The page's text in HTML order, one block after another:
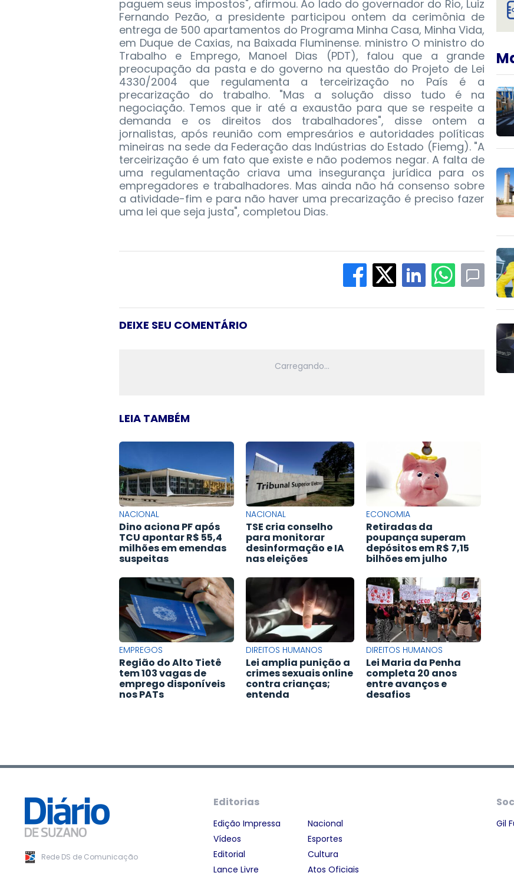
paguem seus impostos", afirmou. Ao lado do governador do Rio, Luiz
Fernando Pezão, a presidente participou ontem da cerimônia de
entrega de 500 apartamentos do Programa Minha Casa, Minha Vida,
em Duque de Caxias, na Baixada Fluminense. ministro O ministro do
Trabalho e Emprego, Manoel Dias (PDT), falou que a grande
preocupação da pasta e do governo na questão do Projeto de Lei
4330/2004 que regulamenta a terceirização no País é a
precarização do trabalho. "Mas a solução disso tudo é na
negociação. Temos que ir até a exaustão para que se respeite a
demanda e os direitos dos trabalhadores", disse ontem a
jornalistas, após reunião com empresários e autoridades políticas
mineiras na sede da Federação das Indústrias do Estado (Fiemg). "A
terceirização é um fato que existe e não podemos negar. A falta de
uma regulamentação criava uma insegurança jurídica para os
empregadores e trabalhadores. Mas ainda não há consenso sobre
a atividade-fim e para não haver uma precarização é preciso fazer
uma lei que seja justa", completou Dias.
DEIXE SEU COMENTÁRIO
LEIA TAMBÉM
NACIONAL
Dino aciona PF após
TCU apontar R$ 55,4
milhões em emendas
suspeitas
NACIONAL
TSE cria conselho
para monitorar
desinformação e IA
nas eleições
ECONOMIA
Retiradas da
poupança superam
depósitos em R$ 7,15
bilhões em julho
EMPREGOS
Região do Alto Tietê
tem 103 vagas de
emprego disponíveis
nos PATs
DIREITOS HUMANOS
Lei amplia punição a
crimes sexuais online
contra crianças;
entenda
DIREITOS HUMANOS
Lei Maria da Penha
completa 20 anos
entre avanços e
desafios
Rede DS de Comunicação
Editorias
Edição Impressa
Vídeos
Editorial
Lance Livre
Nacional
Esportes
Cultura
Atos Oficiais
Gil